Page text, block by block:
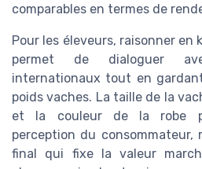
comparables en termes de
Pour les éleveurs, raisonner en
permet de dialoguer
internationaux tout en
poids vaches. La taille de la
et la couleur de la robe
perception du consommateur,
final qui fixe la valeur